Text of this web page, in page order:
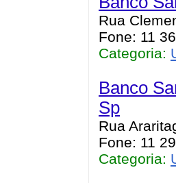
Rua
Fone: 11
Categoria:
Banco
Sp
Rua
Fone: 11
Categoria: